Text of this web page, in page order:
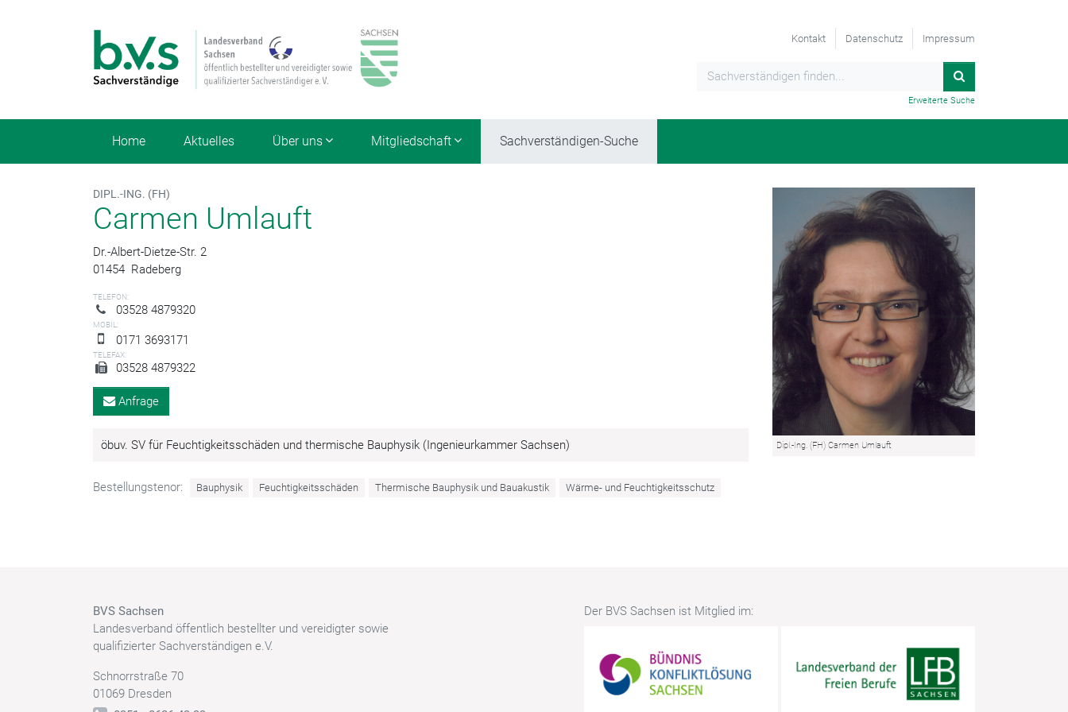
Kontakt Datenschutz Impressum
Erweiterte Suche
Home Aktuelles Über uns Mitgliedschaft Sachverständigen-Suche
DIPL.-ING. (FH)
Carmen Umlauft
Dr.-Albert-Dietze-Str. 2
01454 Radeberg
TELEFON:
03528 4879320
MOBIL:
0171 3693171
TELEFAX:
03528 4879322
Anfrage
öbuv. SV für Feuchtigkeitsschäden und thermische Bauphysik (Ingenieurkammer Sachsen)
Bestellungstenor: Bauphysik Feuchtigkeitsschäden Thermische Bauphysik und Bauakustik Wärme- und Feuchtigkeitsschutz
Dipl.-Ing. (FH) Carmen Umlauft
BVS Sachsen
Landesverband öffentlich bestellter und vereidigter sowie
qualifizierter Sachverständigen e.V.
Schnorrstraße 70
01069 Dresden
Der BVS Sachsen ist Mitglied im: